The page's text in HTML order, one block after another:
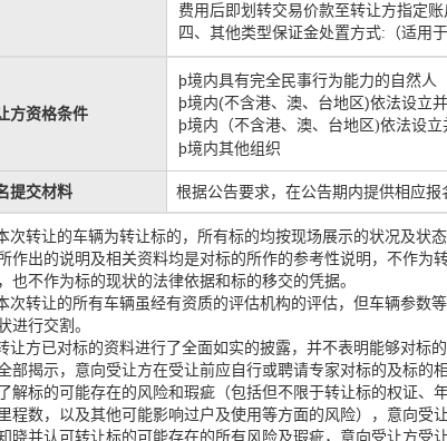
费用后即划转交易价款至转让方指定账
四、 其他类型保证金处置方式:（适用
方资格条件
þ境内具有完全民事行为能力的自然人
þ境内(不含港、澳、台地区)依法设立
þ境内 （不含港、澳、台地区)依法设立
þ境内其他组织
提交材料 根据公告要求，在公告期内提供相应报
次转让的车辆为转让标的，所有标的均按现场展示的状况及状
作出的说明及相关资料均是对标的所作的参考性说明，不作为
也不作为标的现状的法律依据和标的移交的凭据。
次转让的所有车辆虽经有资质的评估机构的评估，但车辆参数
进行交割。
让方已对标的资料进行了全面如实的披露，并不表明能够对标
部揭示，意向受让方在受让前应自行或聘请专家对标的及标的
解标的可能存在的风险和瑕疵（包括但不限于转让标的权证、
程数，以及其他可能影响过户及使用等方面的风险），意向受
晓并认可转让标的可能存在的所有风险及瑕疵，意向受让方受